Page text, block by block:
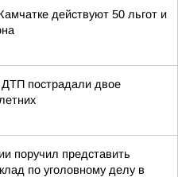
действуют 50 льгот и
пострадали двое
поручил представить
по уголовному делу в